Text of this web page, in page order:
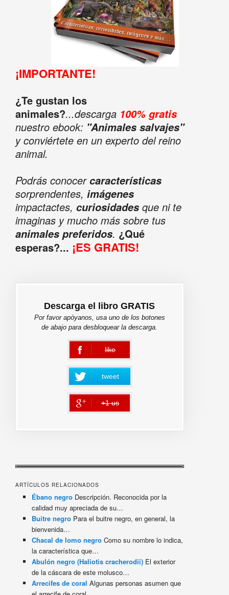
¡IMPORTANTE!
¿Te gustan los
animales?...descarga 100% gratis
nuestro ebook: "Animales salvajes"
y conviértete en un experto del reino
animal.
Podrás conocercaracterísticas
sorprendentes, imágenes
impactactes, curiosidadesque ni te
imaginas y mucho más sobre tus
animales preferidos. ¿Qué
esperas?... ¡ES GRATIS!
Descarga el libro GRATIS
Por favor apóyanos, usa uno de los botones
de abajo para desbloquear la descarga.
like
error
tweet
+1 us
error
ARTÍCULOS RELACIONADOS
Ébano negro Descripción. Reconocida por la
calidad muy apreciada de su…
Buitre negro Para el buitre negro, en general, la
bienvenida…
Chacal de lomo negro Como su nombre lo indica,
la característica que…
Abulón negro (Haliotis cracherodii) El exterior
de la cáscara de este molusco…
Arrecifes de coral Algunas personas asumen que